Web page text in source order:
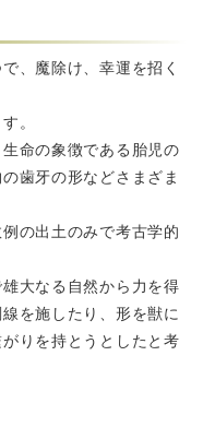
、魔除け、幸運を招く
。
命の象徴である胎児の
歯牙の形などさまざま
の出土のみで考古学的
大なる自然から力を得
を施したり、形を獣に
りを持とうとしたと考